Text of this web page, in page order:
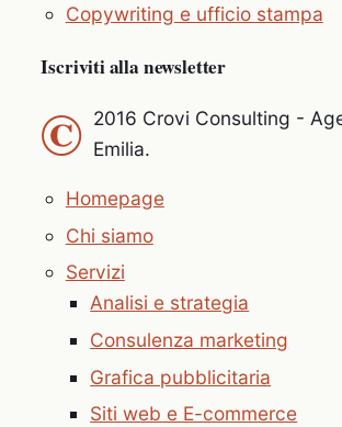
Copywriting e ufficio stampa
Iscriviti alla newsletter
© 2016 Crovi Consulting -
Emilia.
Homepage
Chi siamo
Servizi
Analisi e strategia
Consulenza marketing
Grafica pubblicitaria
Siti web e E-commerce